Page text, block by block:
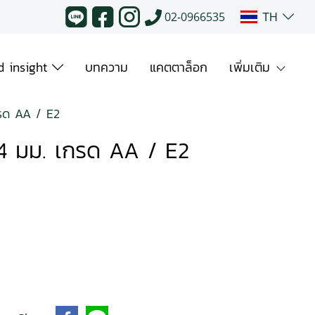
02-0966535 TH
insight บทความ แคตตาล็อก เพิ่มเติม
ด AA / E2
มม. เกรด AA / E2